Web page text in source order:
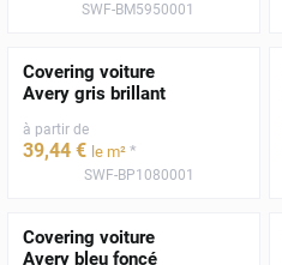
SWF-BM5950001
Covering voiture
Avery gris brillant
à partir de
39,44 € le m² *
SWF-BP1080001
Covering voiture
Avery bleu foncé